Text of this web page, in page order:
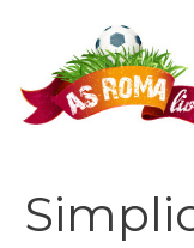
contenuto